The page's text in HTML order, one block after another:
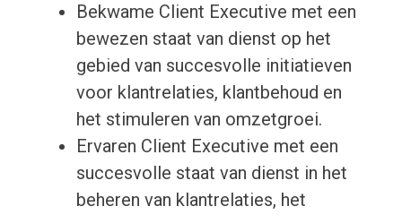
Bekwame Client Executive met een
bewezen staat van dienst op het
gebied van succesvolle initiatieven
voor klantrelaties, klantbehoud en
het stimuleren van omzetgroei.
Ervaren Client Executive met een
succesvolle staat van dienst in het
beheren van klantrelaties, het